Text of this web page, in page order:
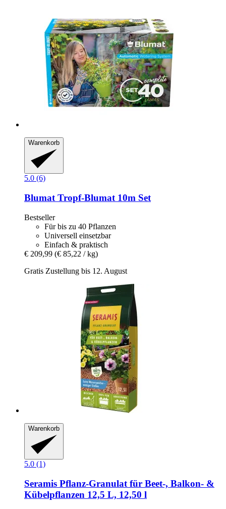
Warenkorb
5.0 (6)
Blumat Tropf-​Blumat 10m Set
Bestseller
Für bis zu 40 Pflanzen
Universell einsetzbar
Einfach & praktisch
€ 209,99 (€ 85,22 / kg)
Gratis Zustellung bis 12. August
Warenkorb
5.0 (1)
Seramis Pflanz-​Granulat für Beet-​, Balkon-​ &
Kübelpflanzen 12,5 L, 12,50 l